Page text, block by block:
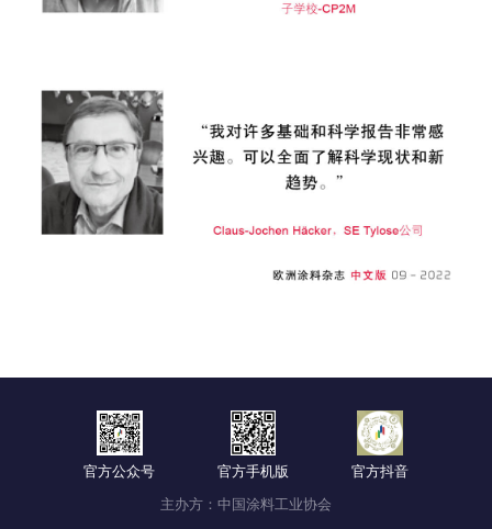
官方公众号 官方手机版
官方抖音
主办方：中国涂料工业协会